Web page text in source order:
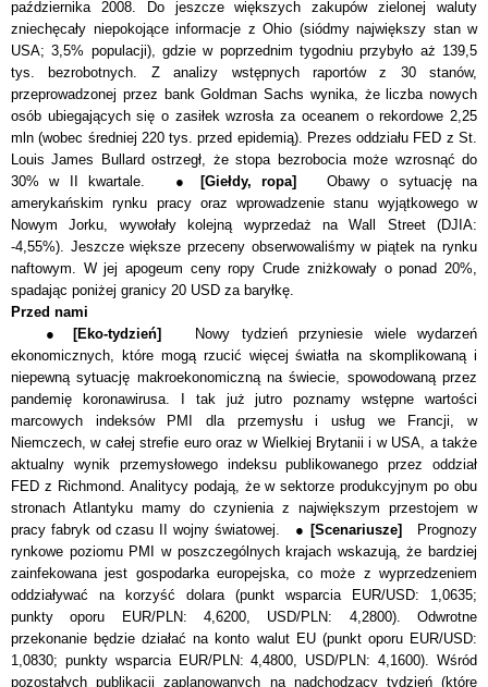
października 2008. Do jeszcze większych zakupów zielonej waluty
zniechęcały niepokojące informacje z Ohio (siódmy największy stan w
USA; 3,5% populacji), gdzie w poprzednim tygodniu przybyło aż 139,5
tys. bezrobotnych. Z analizy wstępnych raportów z 30 stanów,
przeprowadzonej przez bank Goldman Sachs wynika, że liczba nowych
osób ubiegających się o zasiłek wzrosła za oceanem o rekordowe 2,25
mln (wobec średniej 220 tys. przed epidemią). Prezes oddziału FED z St.
Louis James Bullard ostrzegł, że stopa bezrobocia może wzrosnąć do
30% w II kwartale. ● [Giełdy, ropa]Obawy o sytuację na
amerykańskim rynku pracy oraz wprowadzenie stanu wyjątkowego w
Nowym Jorku, wywołały kolejną wyprzedaż na Wall Street (DJIA:
-4,55%). Jeszcze większe przeceny obserwowaliśmy w piątek na rynku
naftowym. W jej apogeum ceny ropy Crude zniżkowały o ponad 20%,
spadając poniżej granicy 20 USD za baryłkę.
Przed nami
● [Eko-tydzień]Nowy tydzień przyniesie wiele wydarzeń
ekonomicznych, które mogą rzucić więcej światła na skomplikowaną i
niepewną sytuację makroekonomiczną na świecie, spowodowaną przez
pandemię koronawirusa. I tak już jutro poznamy wstępne wartości
marcowych indeksów PMI dla przemysłu i usług we Francji, w
Niemczech, w całej strefie euro oraz w Wielkiej Brytanii i w USA, a także
aktualny wynik przemysłowego indeksu publikowanego przez oddział
FED z Richmond. Analitycy podają, że w sektorze produkcyjnym po obu
stronach Atlantyku mamy do czynienia z największym przestojem w
pracy fabryk od czasu II wojny światowej. ● [Scenariusze] Prognozy
rynkowe poziomu PMI w poszczególnych krajach wskazują, że bardziej
zainfekowana jest gospodarka europejska, co może z wyprzedzeniem
oddziaływać na korzyść dolara (punkt wsparcia EUR/USD: 1,0635;
punkty oporu EUR/PLN: 4,6200, USD/PLN: 4,2800). Odwrotne
przekonanie będzie działać na konto walut EU (punkt oporu EUR/USD:
1,0830; punkty wsparcia EUR/PLN: 4,4800, USD/PLN: 4,1600) . Wśród
pozostałych publikacji zaplanowanych na nadchodzący tydzień (które